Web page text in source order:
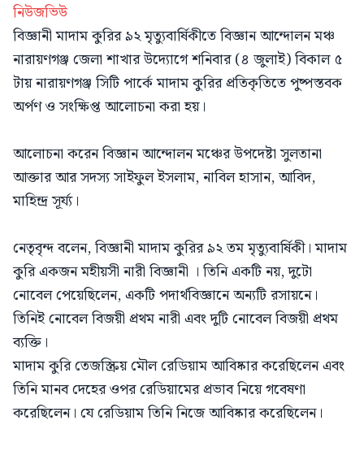
নিউজভিউ
বিজ্ঞানী মাদাম কুরির ৯২ মৃত্যুবার্ষিকীতে বিজ্ঞান আন্দোলন মঞ্চ
নারায়ণগঞ্জ জেলা শাখার উদ্যোগে শনিবার (৪ জুলাই) বিকাল ৫
টায় নারায়ণগঞ্জ সিটি পার্কে মাদাম কুরির প্রতিকৃতিতে পুষ্পস্তবক
অর্পণ ও সংক্ষিপ্ত আলোচনা করা হয়।
আলোচনা করেন বিজ্ঞান আন্দোলন মঞ্চের উপদেষ্টা সুলতানা
আক্তার আর সদস্য সাইফুল ইসলাম, নাবিল হাসান, আবিদ,
মাহিন্দ্র সূর্য্য।
নেতৃবৃন্দ বলেন, বিজ্ঞানী মাদাম কুরির ৯২ তম মৃত্যুবার্ষিকী। মাদাম
কুরি একজন মহীয়সী নারী বিজ্ঞানী । তিনি একটি নয়, দুটো
নোবেল পেয়েছিলেন, একটি পদার্থবিজ্ঞানে অন্যটি রসায়নে।
তিনিই নোবেল বিজয়ী প্রথম নারী এবং দুটি নোবেল বিজয়ী প্রথম
ব্যক্তি।
মাদাম কুরি তেজস্ক্রিয় মৌল রেডিয়াম আবিষ্কার করেছিলেন এবং
তিনি মানব দেহের ওপর রেডিয়ামের প্রভাব নিয়ে গবেষণা
করেছিলেন। যে রেডিয়াম তিনি নিজে আবিষ্কার করেছিলেন।